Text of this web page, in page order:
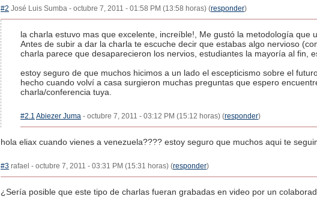
#2 José Luis Sumba - octubre 7, 2011 - 01:58 PM (13:58 horas) (responder)
la charla estuvo mas que excelente, increíble!, Me gustó la metodología que
Antes de subir a dar la charla te escuche decir que estabas algo nervioso
charla parece que desaparecieron los nervios, estudiantes la mayoría al fin,
estoy seguro de que muchos hicimos a un lado el escepticismo sobre el
hecho cuando volví a casa surgieron muchas preguntas que espero
charla/conferencia tuya.
#2.1 Abiezer Juma - octubre 7, 2011 - 03:12 PM (15:12 horas) (responder)
hola eliax cuando vienes a venezuela???? estoy seguro que muchos aqui te
#3 rafael - octubre 7, 2011 - 03:31 PM (15:31 horas) (responder)
¿Sería posible que este tipo de charlas fueran grabadas en video por un